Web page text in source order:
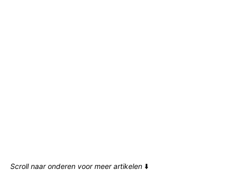
Scroll naar onderen voor meer artikelen ⬇️